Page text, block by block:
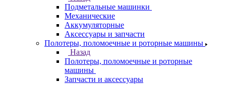
Подметальные машинки
Механические
Аккумуляторные
Аксессуары и запчасти
Полотеры, поломоечные и роторные машины
Назад
Полотеры, поломоечные и роторные
машины
Запчасти и аксессуары